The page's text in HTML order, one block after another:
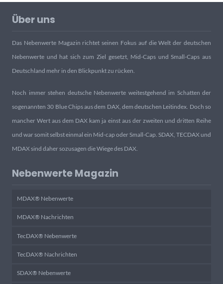
Über uns
Das Nebenwerte Magazin richtet seinen Fokus auf die Welt der deutschen
Nebenwerte und hat sich zum Ziel gesetzt, Mid-Caps und Small-Caps aus
Deutschland mehr in den Blickpunkt zu rücken.
Noch immer stehen deutsche Nebenwerte weitestgehend im Schatten der
sogenannten 30 Blue Chips aus dem DAX, dem deutschen Leitindex. Doch so
mancher Wert aus dem DAX kam ja einst aus der zweiten und dritten Reihe
und war somit selbst einmal ein Mid-cap oder Small-Cap. SDAX, TECDAX und
MDAX sind daher sozusagen die Wiege des DAX.
Nebenwerte Magazin
MDAX® Nebenwerte
MDAX® Nachrichten
TecDAX® Nebenwerte
TecDAX® Nachrichten
SDAX® Nebenwerte